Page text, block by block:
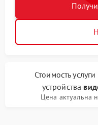
Стоимость услуги
устройства
Цена актуальна